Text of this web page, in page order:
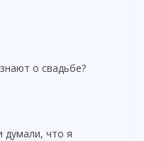
о свадьбе?
что я